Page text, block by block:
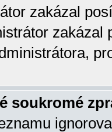
zakázal
zakázal
soukromé